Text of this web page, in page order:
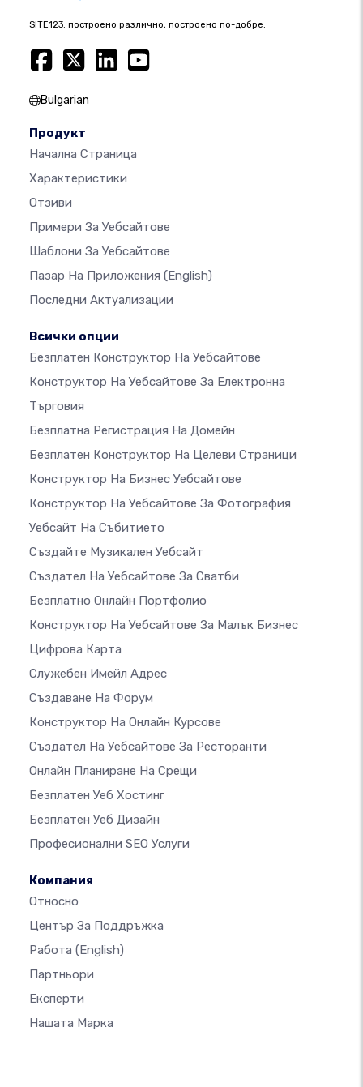
SITE123: построено различно, построено по-добре.
Bulgarian
Продукт
Начална Страница
Характеристики
Отзиви
Примери За Уебсайтове
Шаблони За Уебсайтове
Пазар На Приложения (English)
Последни Актуализации
Всички опции
Безплатен Конструктор На Уебсайтове
Конструктор На Уебсайтове За Електронна
Търговия
Безплатна Регистрация На Домейн
Безплатен Конструктор На Целеви Страници
Конструктор На Бизнес Уебсайтове
Конструктор На Уебсайтове За Фотография
Уебсайт На Събитието
Създайте Музикален Уебсайт
Създател На Уебсайтове За Сватби
Безплатно Онлайн Портфолио
Конструктор На Уебсайтове За Малък Бизнес
Цифрова Карта
Служебен Имейл Адрес
Създаване На Форум
Конструктор На Онлайн Курсове
Създател На Уебсайтове За Ресторанти
Онлайн Планиране На Срещи
Безплатен Уеб Хостинг
Безплатен Уеб Дизайн
Професионални SEO Услуги
Компания
Относно
Център За Поддръжка
Работа (English)
Партньори
Експерти
Нашата Марка